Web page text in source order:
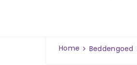
Home Beddengoed